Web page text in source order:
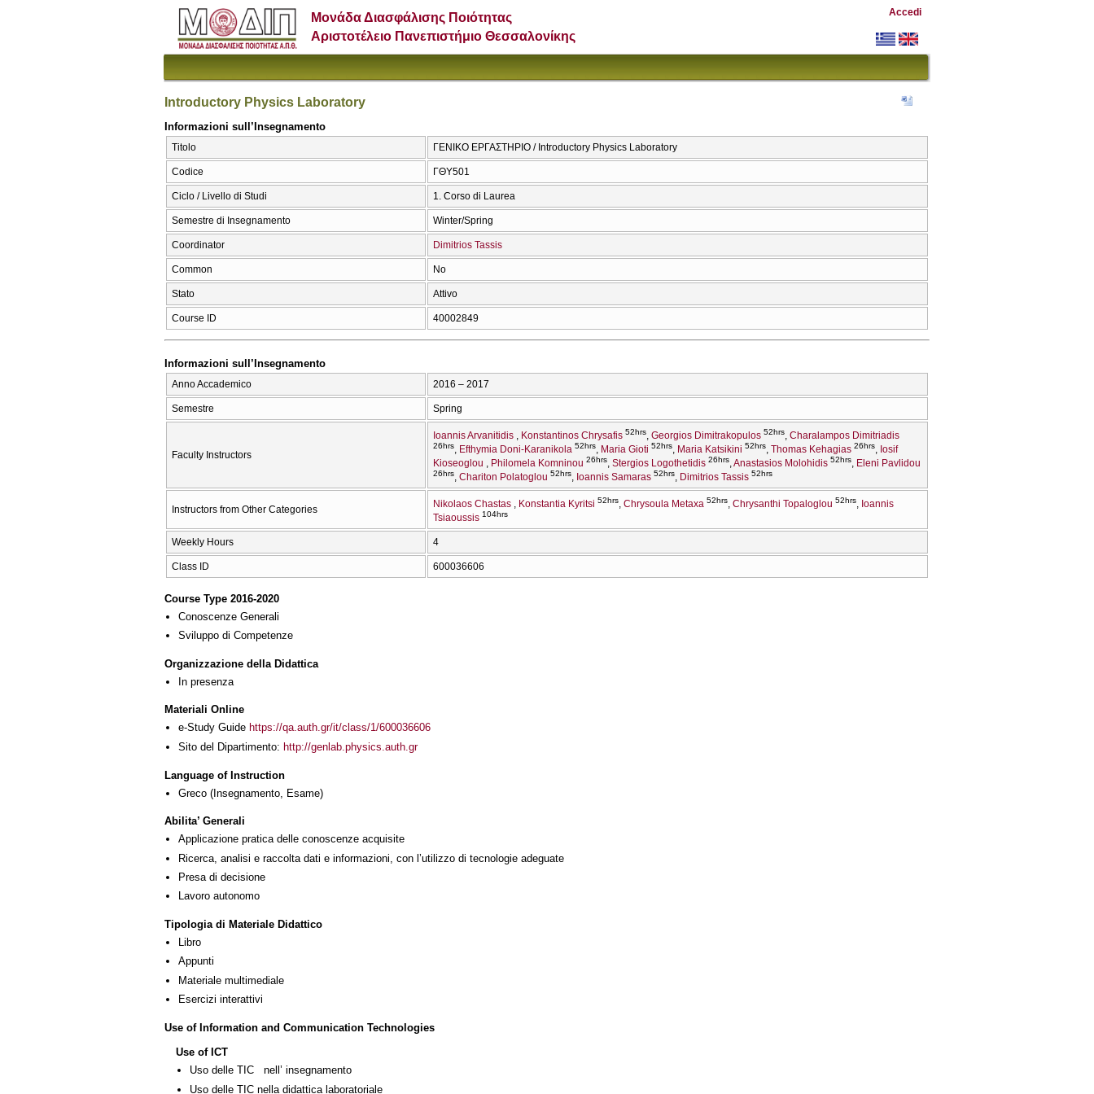
Μονάδα Διασφάλισης Ποιότητας
Αριστοτέλειο Πανεπιστήμιο Θεσσαλονίκης
Accedi
Introductory Physics Laboratory
Informazioni sull’Insegnamento
Titolo ΓΕΝΙΚΟ ΕΡΓΑΣΤΗΡΙΟ / Introductory Physics Laboratory
Codice ΓΘΥ501
Ciclo / Livello di Studi 1. Corso di Laurea
Semestre di Insegnamento Winter/Spring
Coordinator Dimitrios Tassis
Common No
Stato Attivo
Course ID 40002849
Informazioni sull’Insegnamento
Anno Accademico 2016 – 2017
Semestre Spring
Faculty Instructors
Ioannis Arvanitidis Konstantinos Chrysafis 52hrs Georgios Dimitrakopulos 52hrs Charalampos Dimitriadis
26hrs Efthymia Doni-Karanikola 52hrs Maria Gioti 52hrs Maria Katsikini 52hrs Thomas Kehagias 26hrs
Iosif
Kioseoglou
Philomela Komninou 26hrs Stergios Logothetidis 26hrs Anastasios Molohidis 52hrs Eleni Pavlidou
26hrs Chariton Polatoglou 52hrs Ioannis Samaras 52hrs Dimitrios Tassis 52hrs
Instructors from Other Categories Nikolaos Chastas Konstantia Kyritsi 52hrs Chrysoula Metaxa 52hrs Chrysanthi Topaloglou 52hrs
Ioannis
Tsiaoussis 104hrs
Weekly Hours 4
Class ID 600036606
Course Type 2016-2020
Conoscenze Generali
Sviluppo di Competenze
Organizzazione della Didattica
In presenza
Materiali Online
e-Study Guide https://qa.auth.gr/it/class/1/600036606
Sito del Dipartimento: http://genlab.physics.auth.gr
Language of Instruction
Greco (Insegnamento, Esame)
Abilita’ Generali
Applicazione pratica delle conoscenze acquisite
Ricerca, analisi e raccolta dati e informazioni, con l’utilizzo di tecnologie adeguate
Presa di decisione
Lavoro autonomo
Tipologia di Materiale Didattico
Libro
Appunti
Materiale multimediale
Esercizi interattivi
Use of Information and Communication Technologies
Use of ICT
Uso delle TIC nell’ insegnamento
Uso delle TIC nella didattica laboratoriale